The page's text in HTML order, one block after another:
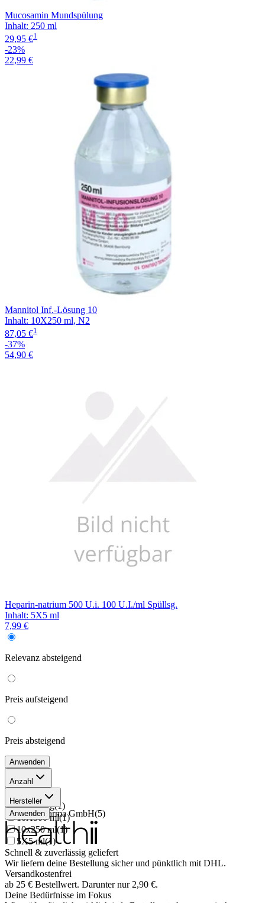
Mucosamin Mundspülung
Inhalt: 250 ml
29,95 €1
-23%
22,99 €
Mannitol Inf.-Lösung 10
Inhalt: 10X250 ml, N2
87,05 €1
-37%
54,90 €
Heparin-natrium 500 U.i. 100 U.I./ml Spüllsg.
Inhalt: 5X5 ml
7,99 €
Relevanz absteigend
Preis aufsteigend
Preis absteigend
Anwenden
Anzahl
(1 )
30x5.85 g(1)
10X500 ml(1)
10x250 ml(1)
5X5 ml(1 )
Hersteller
Burg Pharma GmbH(5)
Anwenden
Schnell & zuverlässig geliefert
Wir liefern deine Bestellung sicher und pünktlich mit DHL.
Versandkostenfrei
ab 25 € Bestellwert. Darunter nur 2,90 €.
Deine Bedürfnisse im Fokus